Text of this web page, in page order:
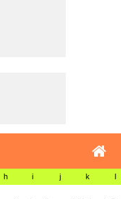
h i j k l